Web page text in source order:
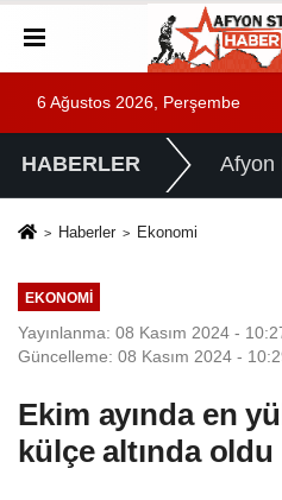
6 Ağustos 2026, Perşembe
HABERLER Afyon
Haberler Ekonomi
EKONOMI
Yayınlanma: 08 Kasım 2024 -
Güncelleme: 08 Kasım 2024 -
Ekim ayında en
külçe altında oldu